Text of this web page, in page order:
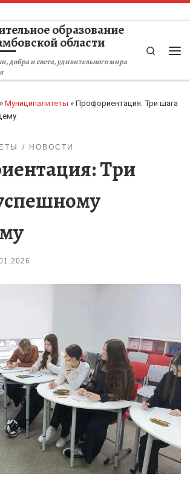
образование
области
добра и света, удивительного мира
Search
» Муниципалитеты » Профориентация: Три шага
НОВОСТИ
Три